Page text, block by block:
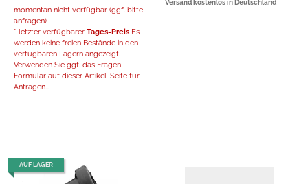
momentan nicht verfügbar (ggf. bitte
anfragen)
* letzter verfügbarer Tages-Preis Es
werden keine freien Bestände in den
verfügbaren Lägern angezeigt.
Verwenden Sie ggf. das Fragen-
Formular auf dieser Artikel-Seite für
Anfragen...
Versand kostenlos in Deutschland
AUF LAGER